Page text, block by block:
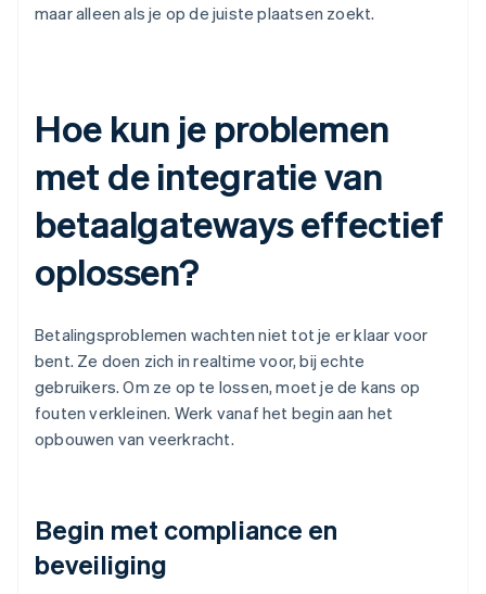
maar alleen als je op de juiste plaatsen zoekt.
Hoe kun je problemen
met de integratie van
betaalgateways effectief
oplossen?
Betalingsproblemen wachten niet tot je er klaar voor
bent. Ze doen zich in realtime voor, bij echte
gebruikers. Om ze op te lossen, moet je de kans op
fouten verkleinen. Werk vanaf het begin aan het
opbouwen van veerkracht.
Begin met compliance en
beveiliging